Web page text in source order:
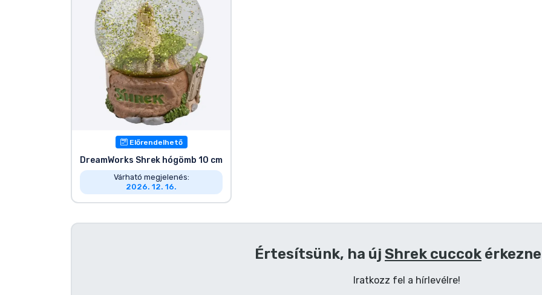
Előrendelhető
DreamWorks Shrek hógömb 10 cm
Várható megjelenés:
2026. 12. 16.
Értesítsünk, ha új Shrek cuccok
Iratkozz fel a hírlevélre!
Szállítás és fizetés
Sorozatos cuccok